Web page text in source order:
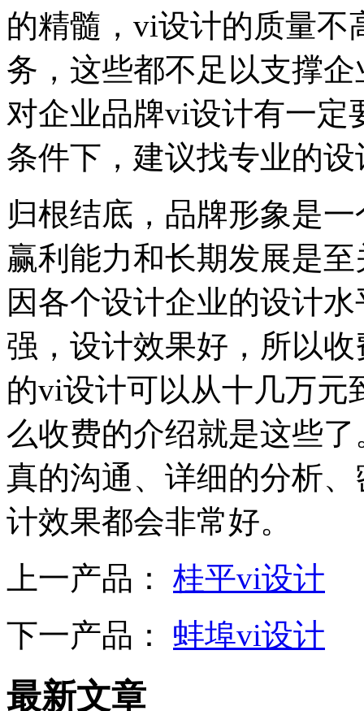
的精髓，vi设计的质量不
务，这些都不足以支撑
对企业品牌vi设计有一定
条件下，建议找专业的
归根结底，品牌形象是
赢利能力和长期发展是
因各个设计企业的设计
强，设计效果好，所以
的vi设计可以从十几万元
么收费的介绍就是这些
真的沟通、详细的分析
计效果都会非常好。
上一产品： 桂平vi设计
下一产品： 蚌埠vi设计
最新文章